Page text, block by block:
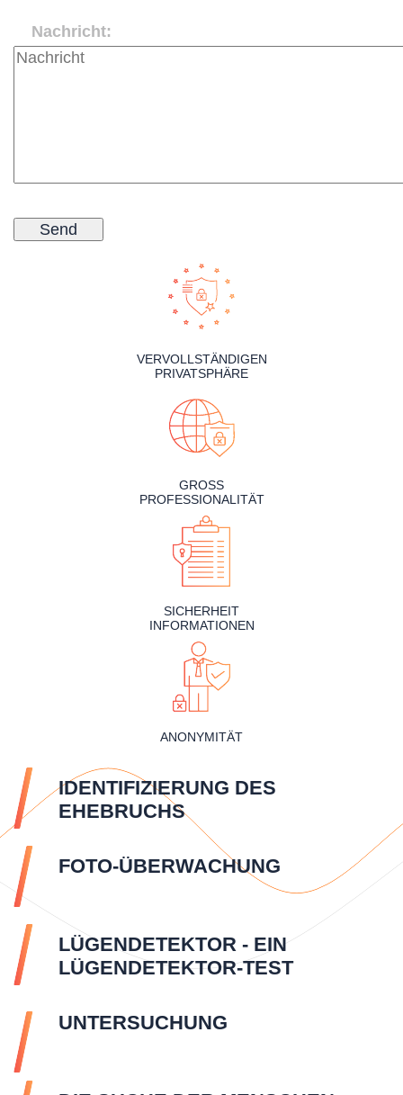
Nachricht:
VERVOLLSTÄNDIGEN
PRIVATSPHÄRE
GROSS
PROFESSIONALITÄT
SICHERHEIT
INFORMATIONEN
ANONYMITÄT
IDENTIFIZIERUNG DES
EHEBRUCHS
FOTO-ÜBERWACHUNG
LÜGENDETEKTOR - EIN
LÜGENDETEKTOR-TEST
UNTERSUCHUNG